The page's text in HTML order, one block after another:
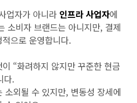
업자가 아니라 인프라 사업자에
소비자 브랜드는 아니지만, 결제
으로 운영합니다.
“화려하지 않지만 꾸준한 현금
다.
소외될 수 있지만, 변동성 장세에